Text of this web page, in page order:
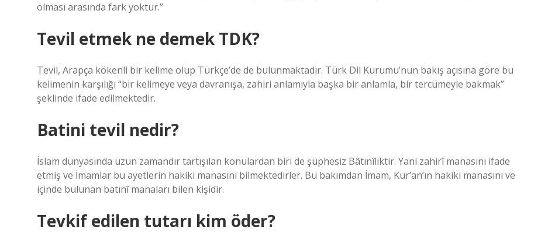
olması arasında fark yoktur.”
Tevil etmek ne demek TDK?
Tevil, Arapça kökenli bir kelime olup Türkçe’de de bulunmaktadır. Türk Dil Kurumu’nun bakış açısına göre bu
kelimenin karşılığı “bir kelimeye veya davranışa, zahiri anlamıyla başka bir anlamla, bir tercümeyle bakmak”
şeklinde ifade edilmektedir.
Batini tevil nedir?
İslam dünyasında uzun zamandır tartışılan konulardan biri de şüphesiz Bâtınîliktir. Yani zahirî manasını ifade
etmiş ve İmamlar bu ayetlerin hakiki manasını bilmektedirler. Bu bakımdan İmam, Kur’an’ın hakiki manasını ve
içinde bulunan batınî manaları bilen kişidir.
Tevkif edilen tutarı kim öder?